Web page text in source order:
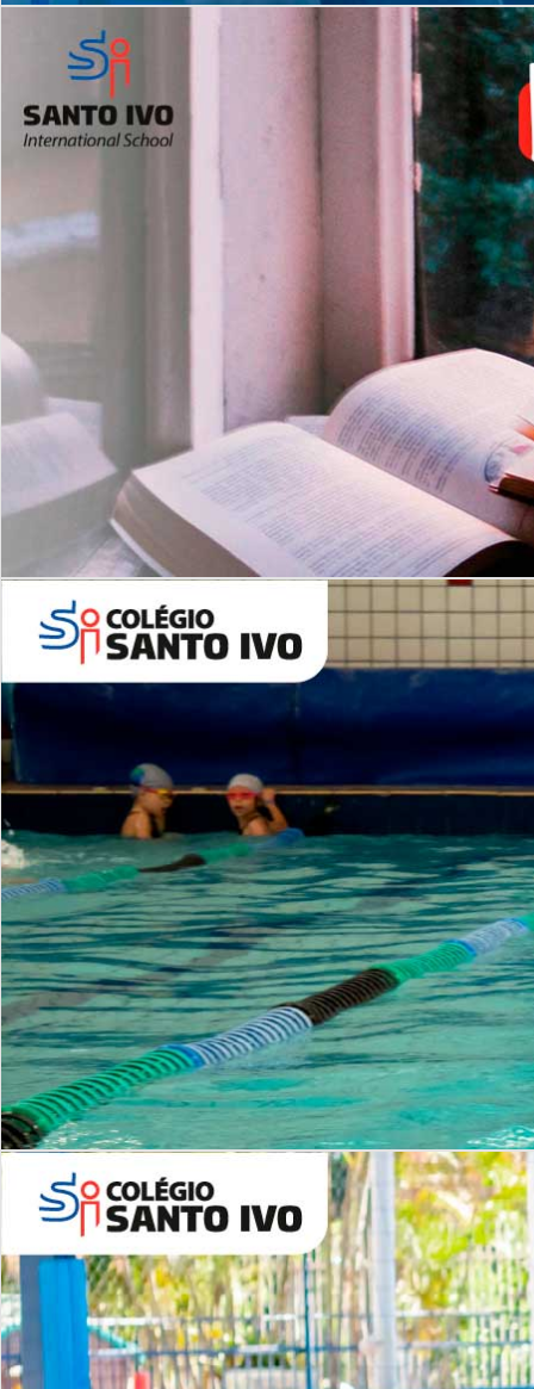
Matrículas Abertas 2026
Leituras Literárias
Período Integral | Saiba mais
2º AO 5º ANO FUNDAMENTAL
es
Com imersão Bilingue - Anos
Finais
6º AO 9º ANO FUNDAMENTAL
Inglês: Turmas Reduzidas
(Proficiência)
ALUNOS NOVOS
Entre em Contato
INSTITUCIONAL
Lista de vídeos